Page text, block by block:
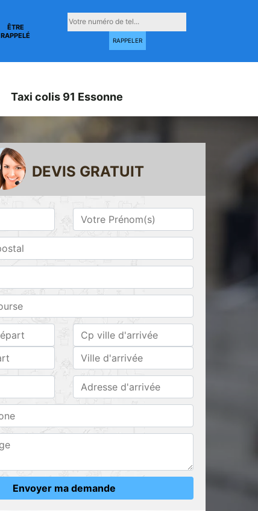
ÊTRE
RAPPELÉ
Taxi colis 91 Essonne
Taxi conventionné
91 Essonne
Essonne
DEVIS GRATUIT